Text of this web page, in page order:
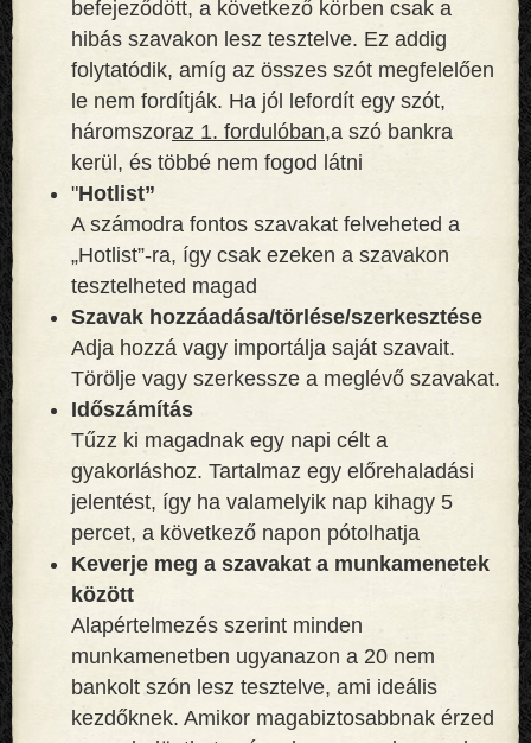
befejeződött, a következő körben csak a
hibás szavakon lesz tesztelve. Ez addig
folytatódik, amíg az összes szót megfelelően
le nem fordítják. Ha jól lefordít egy szót,
háromszoraz 1. fordulóban,a szó bankra
kerül, és többé nem fogod látni
"Hotlist”
A számodra fontos szavakat felveheted a
„Hotlist”-ra, így csak ezeken a szavakon
tesztelheted magad
Szavak hozzáadása/törlése/szerkesztése
Adja hozzá vagy importálja saját szavait.
Törölje vagy szerkessze a meglévő szavakat.
Időszámítás
Tűzz ki magadnak egy napi célt a
gyakorláshoz. Tartalmaz egy előrehaladási
jelentést, így ha valamelyik nap kihagy 5
percet, a következő napon pótolhatja
Keverje meg a szavakat a munkamenetek
között
Alapértelmezés szerint minden
munkamenetben ugyanazon a 20 nem
bankolt szón lesz tesztelve, ami ideális
kezdőknek. Amikor magabiztosabbnak érzed